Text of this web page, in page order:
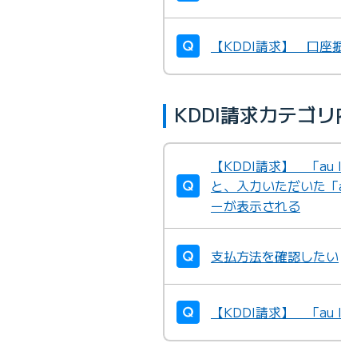
【KDDI請求】 口座
KDDI請求カテゴ
【KDDI請求】 「au
と、入力いただいた
ーが表示される
支払方法を確認したい
【KDDI請求】 「au